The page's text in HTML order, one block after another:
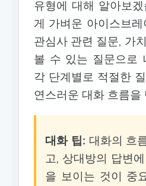
유형에 대해 알아보
게 가벼운 아이스브
관심사 관련 질문, 가
볼 수 있는 질문으로
각 단계별로 적절한
연스러운 대화 흐름을
대화 팁: 대화의 흐
고, 상대방의 답변
을 보이는 것이 중